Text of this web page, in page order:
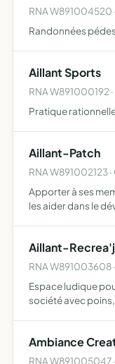
RNA W891004520
Randonnées
Aillant Sports
RNA W891000192
Pratique
Aillant-Patch
RNA W891002123
Apporter à ses
les aider dans le
Aillant-
RNA W891003608
Espace ludique
société avec
Ambiance
RNA W891005047